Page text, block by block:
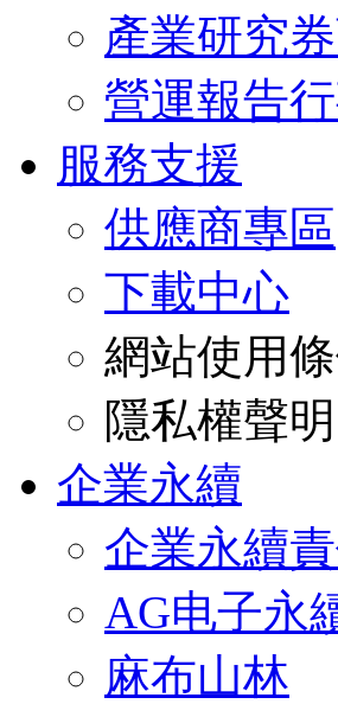
產業研究
營運報告
服務支援
供應商專區
下載中心
網站使用條
隱私權聲明
企業永續
企業永續
AG电子永
麻布山林